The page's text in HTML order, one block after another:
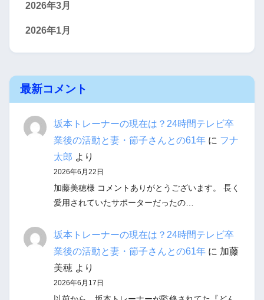
2026年3月
2026年1月
最新コメント
坂本トレーナーの現在は？24時間テレビ卒
業後の活動と妻・節子さんとの61年に フナ
太郎 より
2026年6月22日
加藤美穂様 コメントありがとうございます。 長く
愛用されていたサポーターだったの…
坂本トレーナーの現在は？24時間テレビ卒
業後の活動と妻・節子さんとの61年に 加藤
美穂より
2026年6月17日